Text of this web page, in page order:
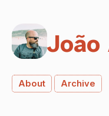
João
About Archive